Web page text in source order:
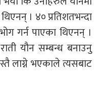
। ४० प्रतिशतभन्दा
गर्न पाएका थिएनन् ।
यौन सम्बन्ध बनाउनु
लाग्ने भएकाले त्यसबाट